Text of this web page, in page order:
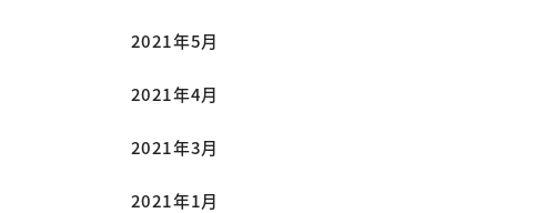
2021年5月
2021年4月
2021年3月
2021年1月